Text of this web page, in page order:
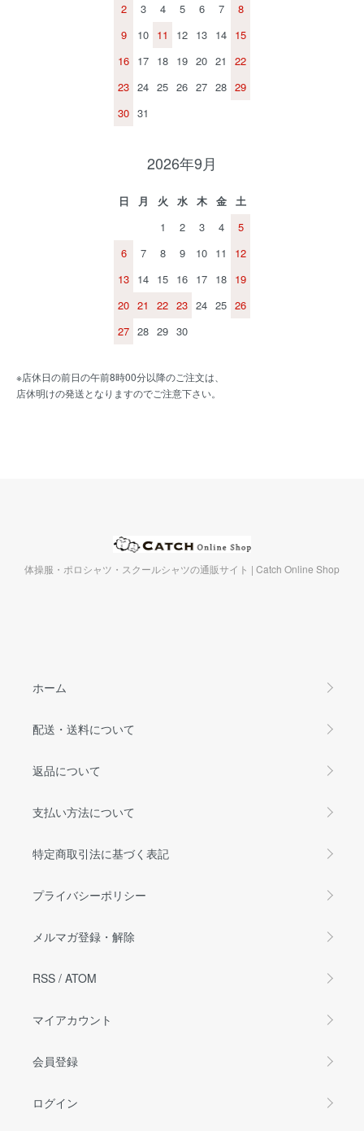
2
3 4 5 6 7
8
9
10 11 12 13 14 15
16 17 18 19 20 21
22
23 24 25 26 27 28 29
30 31
2026年9月
日 月 火 水 木 金
土
1
2 3 4
5
6
7 8 9 10 11
12
13 14 15 16 17 18 19
20 21 22 23 24 25 26
27 28 29 30
※店休日の前日の午前8時00分以降のご注文は、
店休明けの発送となりますのでご注意下さい。
体操服・ポロシャツ・スクールシャツの通販サイト | Catch Online Shop
ホーム
配送・送料について
返品について
支払い方法について
特定商取引法に基づく表記
プライバシーポリシー
メルマガ登録・解除
RSS / ATOM
マイアカウント
会員登録
ログイン